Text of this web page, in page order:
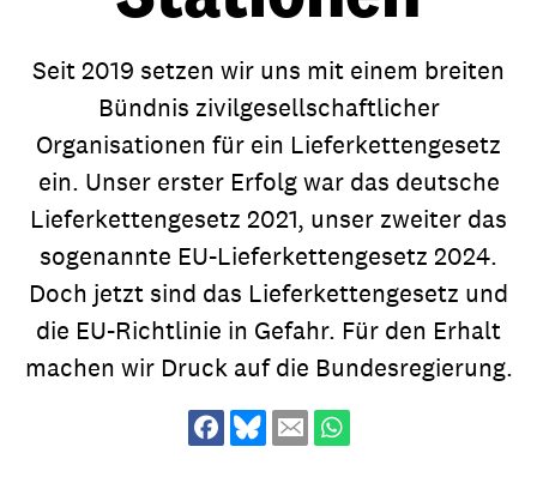
Seit 2019 setzen wir uns mit einem breiten
Bündnis zivilgesellschaftlicher
Organisationen für ein Lieferkettengesetz
ein. Unser erster Erfolg war das deutsche
Lieferkettengesetz 2021, unser zweiter das
sogenannte EU-Lieferkettengesetz 2024.
Doch jetzt sind das Lieferkettengesetz und
die EU-Richtlinie in Gefahr. Für den Erhalt
machen wir Druck auf die Bundesregierung.